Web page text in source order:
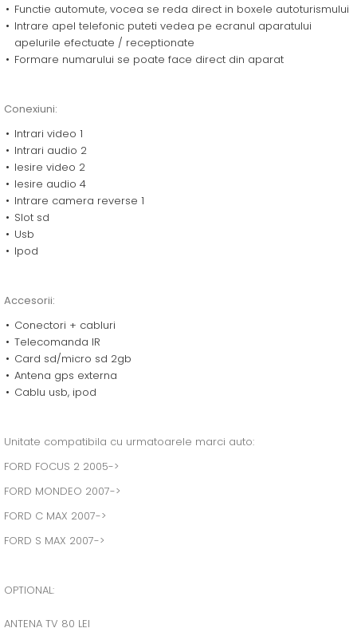
Functie automute, vocea se reda direct in boxele autoturismului
Intrare apel telefonic puteti vedea pe ecranul aparatului
apelurile efectuate / receptionate
Formare numarului se poate face direct din aparat
Conexiuni:
Intrari video 1
Intrari audio 2
Iesire video 2
Iesire audio 4
Intrare camera reverse 1
Slot sd
Usb
Ipod
Accesorii:
Conectori + cabluri
Telecomanda IR
Card sd/micro sd 2gb
Antena gps externa
Cablu usb, ipod
Unitate compatibila cu urmatoarele marci auto:
FORD FOCUS 2 2005->
FORD MONDEO 2007->
FORD C MAX 2007->
FORD S MAX 2007->
OPTIONAL:
ANTENA TV 80 LEI